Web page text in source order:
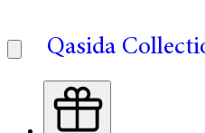
Qasida